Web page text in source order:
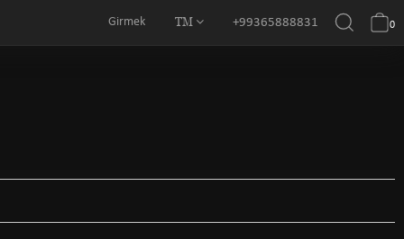
Girmek TM +99365888831 0